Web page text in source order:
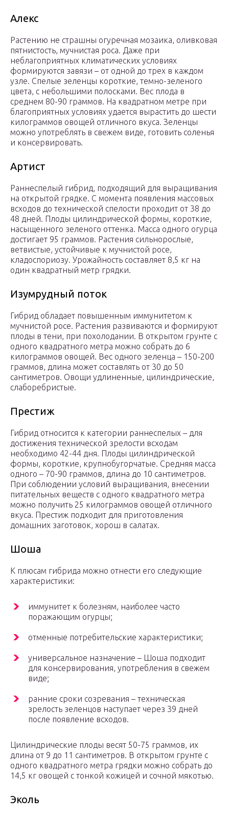
Алекс
Растению не страшны огуречная мозаика, оливковая
пятнистость, мучнистая роса. Даже при
неблагоприятных климатических условиях
формируются завязи – от одной до трех в каждом
узле. Спелые зеленцы короткие, темно-зеленого
цвета, с небольшими полосками. Вес плода в
среднем 80-90 граммов. На квадратном метре при
благоприятных условиях удается вырастить до шести
килограммов овощей отличного вкуса. Зеленцы
можно употреблять в свежем виде, готовить соленья
и консервировать.
Артист
Раннеспелый гибрид, подходящий для выращивания
на открытой грядке. С момента появления массовых
всходов до технической спелости проходит от 38 до
48 дней. Плоды цилиндрической формы, короткие,
насыщенного зеленого оттенка. Масса одного огурца
достигает 95 граммов. Растения сильнорослые,
ветвистые, устойчивые к мучнистой росе,
кладоспориозу. Урожайность составляет 8,5 кг на
один квадратный метр грядки.
Изумрудный поток
Гибрид обладает повышенным иммунитетом к
мучнистой росе. Растения развиваются и формируют
плоды в тени, при похолодании. В открытом грунте с
одного квадратного метра можно собрать до 6
килограммов овощей. Вес одного зеленца – 150-200
граммов, длина может составлять от 30 до 50
сантиметров. Овощи удлиненные, цилиндрические,
слаборебристые.
Престиж
Гибрид относится к категории раннеспелых – для
достижения технической зрелости всходам
необходимо 42-44 дня. Плоды цилиндрической
формы, короткие, крупнобугорчатые. Средняя масса
одного – 70-90 граммов, длина до 10 сантиметров.
При соблюдении условий выращивания, внесении
питательных веществ с одного квадратного метра
можно получить 25 килограммов овощей отличного
вкуса. Престиж подходит для приготовления
домашних заготовок, хорош в салатах.
Шоша
К плюсам гибрида можно отнести его следующие
характеристики:
иммунитет к болезням, наиболее часто
поражающим огурцы;
отменные потребительские характеристики;
универсальное назначение – Шоша подходит
для консервирования, употребления в свежем
виде;
ранние сроки созревания – техническая
зрелость зеленцов наступает через 39 дней
после появление всходов.
Цилиндрические плоды весят 50-75 граммов, их
длина от 9 до 11 сантиметров. В открытом грунте с
одного квадратного метра грядки можно собрать до
14,5 кг овощей с тонкой кожицей и сочной мякотью.
Эколь